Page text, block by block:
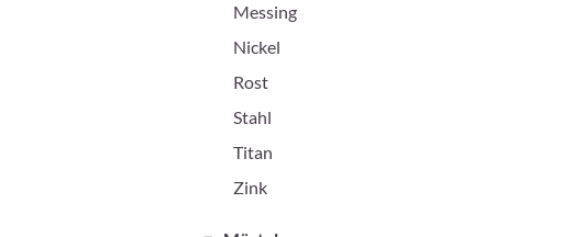
Messing
Nickel
Rost
Stahl
Titan
Zink